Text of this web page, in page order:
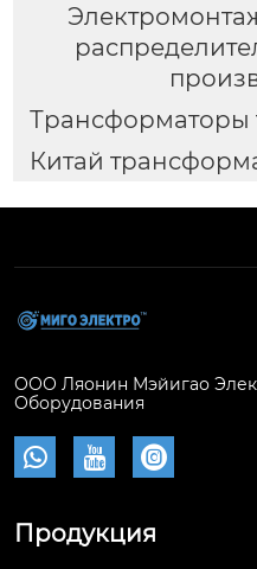
Трансформаторы
Китай
ООО Ляонин Мэйигао
Оборудования
  
Продукция